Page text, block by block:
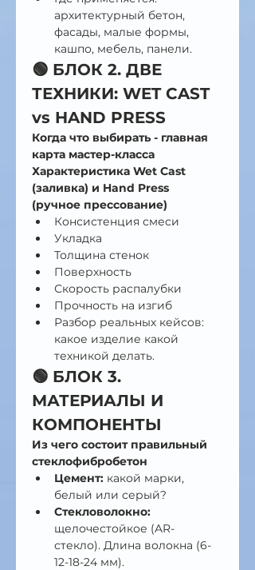
архитектурный бетон,
фасады, малые формы,
кашпо, мебель, панели.
🟢 БЛОК 2. ДВЕ
ТЕХНИКИ: WET CAST
vs HAND PRESS
Когда что выбирать - главная
карта мастер-класса
Характеристика Wet Cast
(заливка) и Hand Press
(ручное прессование)
Консистенция смеси
Укладка
Толщина стенок
Поверхность
Скорость распалубки
Прочность на изгиб
Разбор реальных кейсов:
какое изделие какой
техникой делать.
🟢 БЛОК 3.
МАТЕРИАЛЫ И
КОМПОНЕНТЫ
Из чего состоит правильный
стеклофибробетон
Цемент: какой марки,
белый или серый?
Стекловолокно:
щелочестойкое (AR-
стекло). Длина волокна (6-
12-18-24 мм).